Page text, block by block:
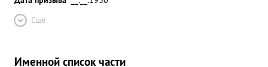
Ещё
Именной список части